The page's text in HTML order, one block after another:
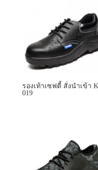
รองเท้าเซฟตี้ สั่งนำเข้า
019